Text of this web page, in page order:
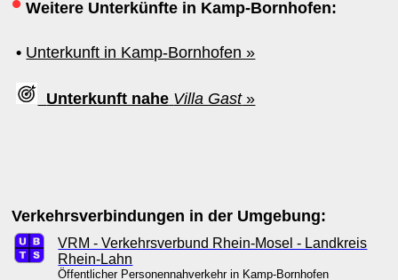
Weitere Unterkünfte in Kamp-Bornhofen:
• Unterkunft in Kamp-Bornhofen »
Unterkunft nahe Villa Gast»
Verkehrsverbindungen in der Umgebung:
VRM - Verkehrsverbund Rhein-Mosel - Landkreis
Rhein-Lahn
Öffentlicher Personennahverkehr in Kamp-Bornhofen